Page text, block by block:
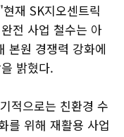
재 SK지오센트릭
전 사업 철수는 아
본원 경쟁력 강화에
밝혔다.
적으로는 친환경 수
를 위해 재활용 사업